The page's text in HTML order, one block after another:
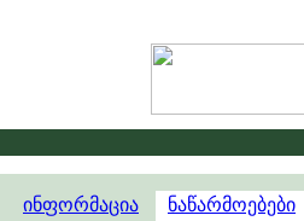
ინფორმაცია ნაწარმოებები